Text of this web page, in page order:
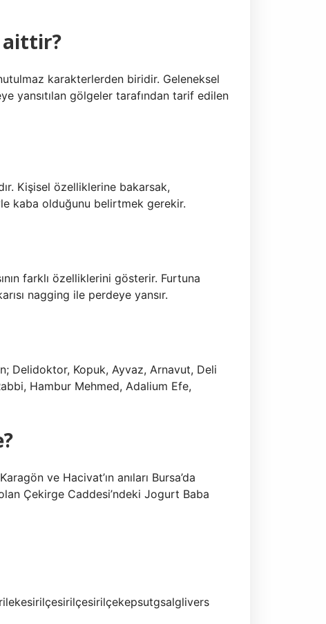
aittir?
karakterlerden biridir. Geleneksel
yansıtılan gölgeler tarafından tarif edilen
Kişisel özelliklerine bakarsak,
kaba olduğunu belirtmek gerekir.
farklı özelliklerini gösterir. Furtuna
nagging ile perdeye yansır.
Delidoktor, Kopuk, Ayvaz, Arnavut, Deli
Hambur Mehmed, Adalium Efe,
ve Hacivat’ın anıları Bursa’da
Çekirge Caddesi’ndeki Jogurt Baba